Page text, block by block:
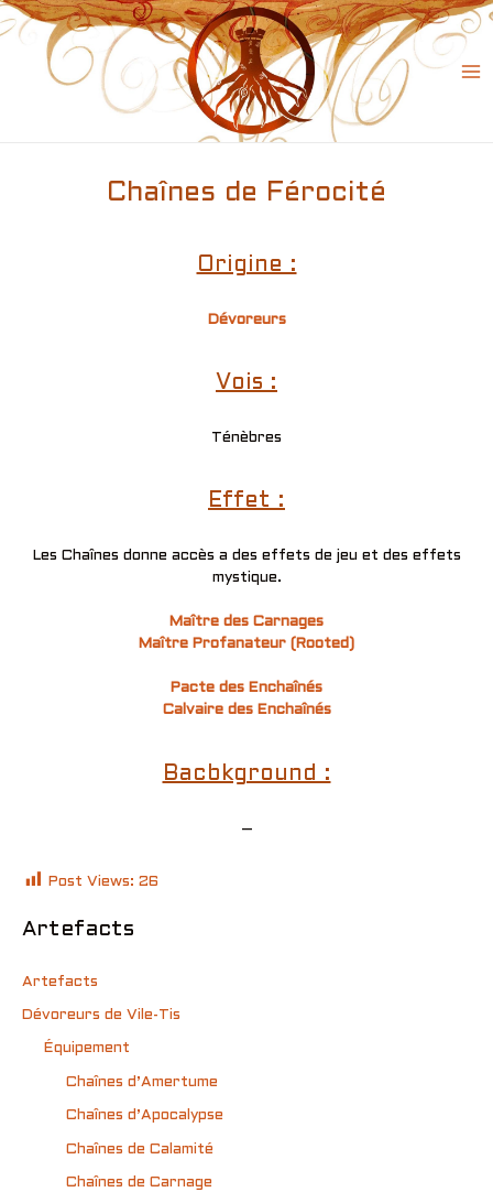
Skip
to
content
Chaînes de Férocité
Origine :
Dévoreurs
Vois :
Ténèbres
Effet :
Les Chaînes donne accès a des effets de jeu et des effets
mystique.
Maître des Carnages
Maître Profanateur (Rooted)
Pacte des Enchaînés
Calvaire des Enchaînés
Bacbkground :
–
Post Views: 26
Artefacts
Artefacts
Dévoreurs de Vile-Tis
Équipement
Chaînes d’Amertume
Chaînes d’Apocalypse
Chaînes de Calamité
Chaînes de Carnage